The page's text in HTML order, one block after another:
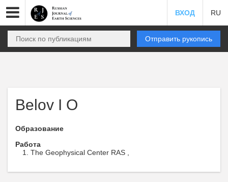
ВХОД RU
Отправить рукопись
Belov I O
Образование
Работа
The Geophysical Center RAS ,